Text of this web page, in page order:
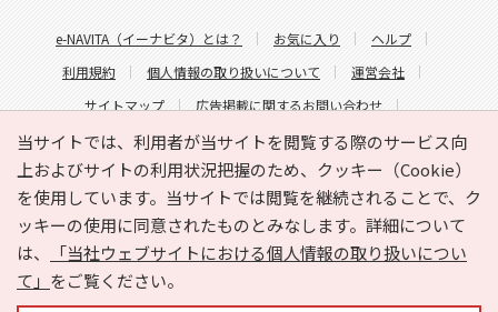
当サイトでは、利用者が当サイトを閲覧する際のサービス向
上およびサイトの利用状況把握のため、クッキー（Cookie）
を使用しています。当サイトでは閲覧を継続されることで、ク
ッキーの使用に同意されたものとみなします。詳細について
は、
「当社ウェブサイトにおける個人情報の取り扱いについ
て」 をご覧ください。
e-NAVITA（イーナビタ）とは？ お気に入り
ヘルプ
利用規約
個人情報の取り扱いについて
運営会社
サイトマップ
広告掲載に関するお問い合わせ
サイトの内容に関するお問い合わせ
Copyright © HYOJITO.Co.,Ltd. All Rights Reserved.